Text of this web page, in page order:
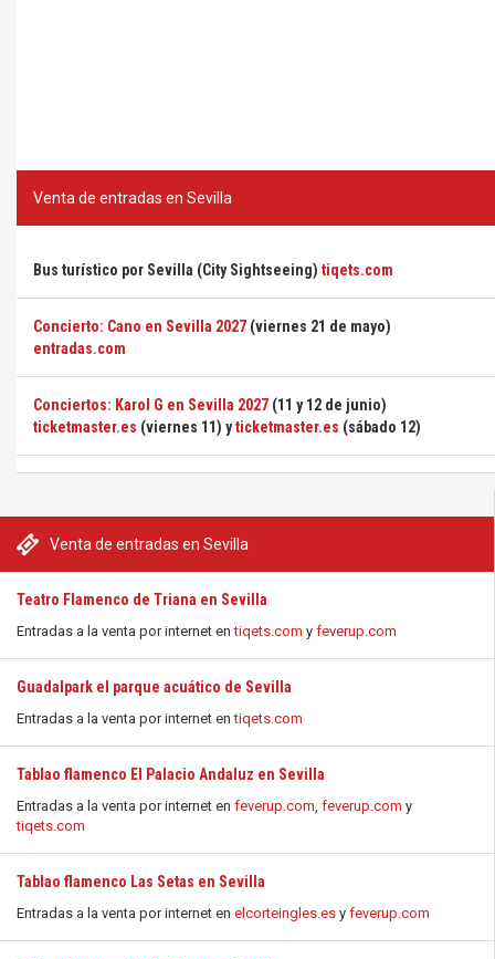
Venta de entradas en Sevilla
Teatro Flamenco de Triana en Sevilla
Entradas a la venta por internet entiqets.com y feverup.com
Guadalpark el parque acuático de Sevilla
Entradas a la venta por internet entiqets.com
Tablao flamenco El Palacio Andaluz en Sevilla
Entradas a la venta por internet en feverup.com, feverup.com y
tiqets.com
Tablao flamenco Las Setas en Sevilla
Entradas a la venta por internet en elcorteingles.es y feverup.com
Venta de entradas en Sevilla
Bus turístico por Sevilla (City Sightseeing) tiqets.com
Concierto: Cano en Sevilla 2027 (viernes 21 de mayo)
entradas.com
Conciertos: Karol G en Sevilla 2027 (11 y 12 de junio)
ticketmaster.es (viernes 11) yticketmaster.es (sábado 12)